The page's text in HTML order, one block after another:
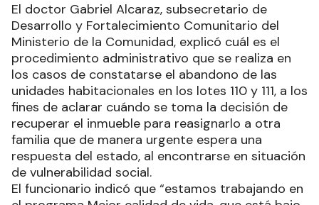
El doctor Gabriel Alcaraz, subsecretario de
Desarrollo y Fortalecimiento Comunitario del
Ministerio de la Comunidad, explicó cuál es el
procedimiento administrativo que se realiza en
los casos de constatarse el abandono de las
unidades habitacionales en los lotes 110 y 111, a los
fines de aclarar cuándo se toma la decisión de
recuperar el inmueble para reasignarlo a otra
familia que de manera urgente espera una
respuesta del estado, al encontrarse en situación
de vulnerabilidad social.
El funcionario indicó que “estamos trabajando en